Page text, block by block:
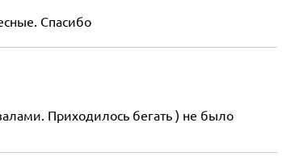
Спасибо
Приходилось бегать ) не было